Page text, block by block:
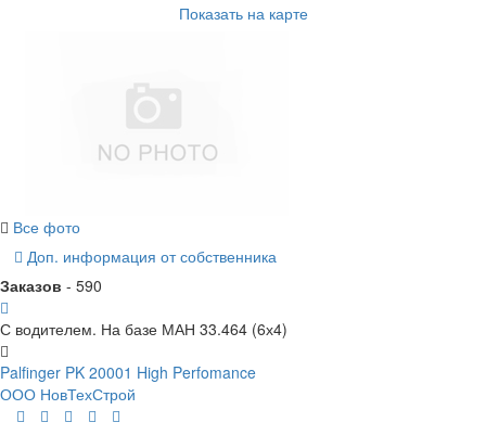
Показать на карте
Все фото
Доп. информация от собственника
Заказов - 590
С водителем. На базе МАН 33.464 (6х4)
Palfinger PK 20001 High Perfomance
ООО НовТехСтрой